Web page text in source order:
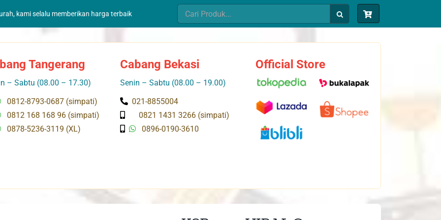
kami selalu memberikan harga terbaik
Search
for:
Tangerang
– Sabtu (08.00 – 17.30)
0812-8793-0687 (simpati)
0812 168 168 96 (simpati)
0878-5236-3119 (XL)
Cabang Bekasi
Senin – Sabtu (08.00 – 19.00)
021-8855004
0821 1431 3266 (simpati)
0896-0190-3610
Official Store